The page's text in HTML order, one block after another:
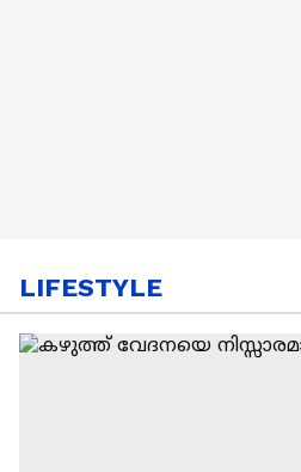
LIFESTYLE